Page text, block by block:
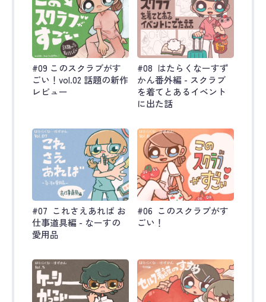
#09 このスクラブがす
ごい！vol.02 話題の新作
レビュー
#08 はたらくなーすず
かん番外編 - スクラブ
を着てとあるイベント
に出た話
#07 これさえあれば お
仕事道具編 - なーすの
愛用品
#06 このスクラブがす
ごい！